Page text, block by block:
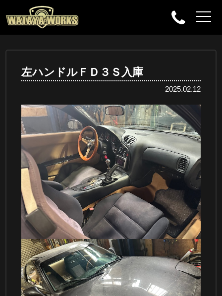
左ハンドルＦＤ３Ｓ入庫
2025.02.12